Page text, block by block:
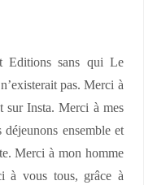
Editions sans qui Le
pas. Merci à
sur Insta. Merci à mes
ensemble et
Merci à mon homme
à vous tous, grâce à